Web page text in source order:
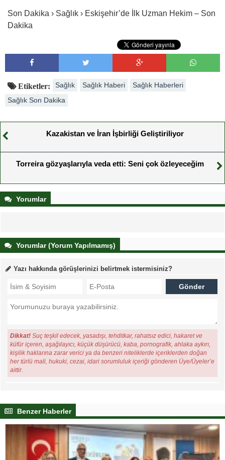
Son Dakika › Sağlık › Eskişehir’de İlk Uzman Hekim – Son
Dakika
Etiketler: Sağlık Sağlık Haberi
Sağlık Haberleri
Sağlık Son Dakika
Kazakistan ve İran İşbirliği Geliştiriliyor
Torreira gözyaşlarıyla veda etti: Seni çok özleyeceğim
Yorumlar
Yorumlar (Yorum Yapılmamış)
Yazı hakkında görüşlerinizi belirtmek istermisiniz?
Dikkat! Suç teşkil edecek, yasadışı, tehditkar, rahatsız edici, hakaret ve
küfür içeren, aşağılayıcı, küçük düşürücü, kaba, pornografik, ahlaka aykırı,
kişilik haklarına zarar verici ya da benzeri niteliklerde içeriklerden doğan
her türlü mali, hukuki, cezai, idari sorumluluk içeriği gönderen Üye/Üyeler’e
aittir.
Benzer Haberler